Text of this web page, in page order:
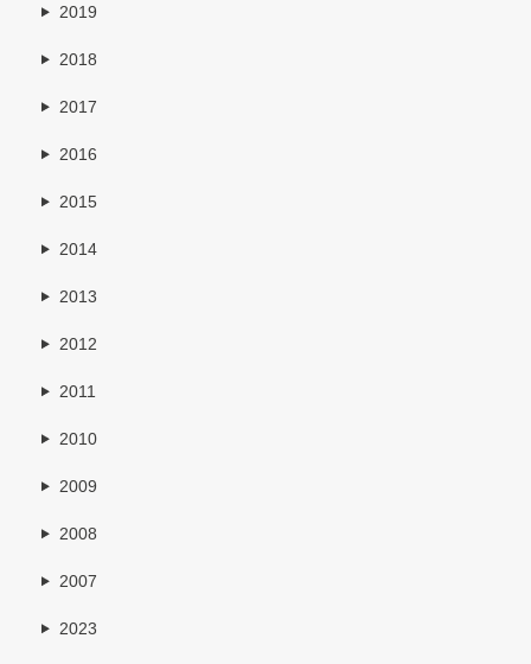
2019
2018
2017
2016
2015
2014
2013
2012
2011
2010
2009
2008
2007
2023